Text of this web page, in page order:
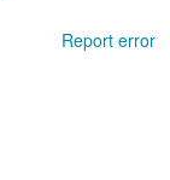
Report error